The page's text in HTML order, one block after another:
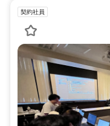
契約社員